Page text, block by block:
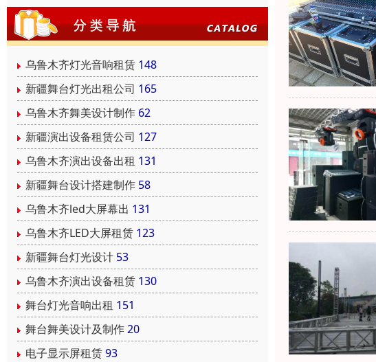
乌鲁木齐灯光音响租赁 148
新疆舞台灯光出租公司 165
乌鲁木齐舞美设计制作 62
新疆演出设备租赁公司 127
乌鲁木齐演出设备出租 131
新疆舞台设计搭建制作 58
乌鲁木齐led大屏幕出 131
乌鲁木齐LED大屏租赁 123
新疆舞台灯光设计 53
乌鲁木齐演出设备租赁 130
舞台灯光音响出租 151
舞台舞美设计及制作20
电子显示屏租赁93